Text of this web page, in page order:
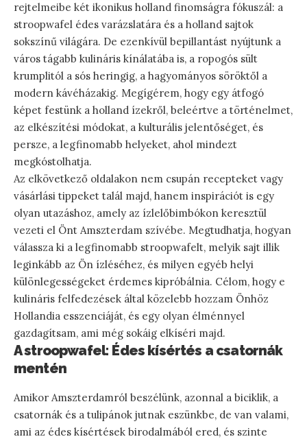
rejtelmeibe két ikonikus holland finomságra fókuszál: a
stroopwafel édes varázslatára és a holland sajtok
sokszínű világára. De ezenkívül bepillantást nyújtunk a
város tágabb kulináris kínálatába is, a ropogós sült
krumplitól a sós heringig, a hagyományos söröktől a
modern kávéházakig. Megígérem, hogy egy átfogó
képet festünk a holland ízekről, beleértve a történelmet,
az elkészítési módokat, a kulturális jelentőséget, és
persze, a legfinomabb helyeket, ahol mindezt
megkóstolhatja.
Az elkövetkező oldalakon nem csupán recepteket vagy
vásárlási tippeket talál majd, hanem inspirációt is egy
olyan utazáshoz, amely az ízlelőbimbókon keresztül
vezeti el Önt Amszterdam szívébe. Megtudhatja, hogyan
válassza ki a legfinomabb stroopwafelt, melyik sajt illik
leginkább az Ön ízléséhez, és milyen egyéb helyi
különlegességeket érdemes kipróbálnia. Célom, hogy e
kulináris felfedezések által közelebb hozzam Önhöz
Hollandia esszenciáját, és egy olyan élménnyel
gazdagítsam, ami még sokáig elkíséri majd.
A stroopwafel: Édes kísértés a csatornák
mentén
Amikor Amszterdamról beszélünk, azonnal a biciklik, a
csatornák és a tulipánok jutnak eszünkbe, de van valami,
ami az édes kísértések birodalmából ered, és szinte